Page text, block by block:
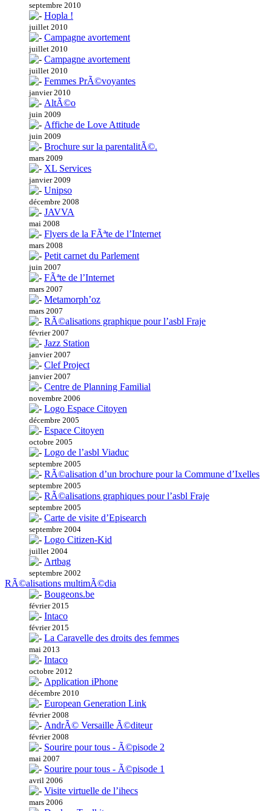
septembre 2010
Hopla !
juillet 2010
Campagne avortement
juillet 2010
Campagne avortement
juillet 2010
Femmes PrÃ©voyantes
janvier 2010
AltÃ©o
juin 2009
Affiche de Love Attitude
juin 2009
Brochure sur la parentalitÃ©.
mars 2009
XL Services
janvier 2009
Unipso
décembre 2008
JAVVA
mai 2008
Flyers de la FÃªte de l’Internet
mars 2008
Petit carnet du Parlement
juin 2007
FÃªte de l’Internet
mars 2007
Metamorph’oz
mars 2007
RÃ©alisations graphique pour l’asbl Fraje
février 2007
Jazz Station
janvier 2007
Clef Project
janvier 2007
Centre de Planning Familial
novembre 2006
Logo Espace Citoyen
décembre 2005
Espace Citoyen
octobre 2005
Logo de l’asbl Viaduc
septembre 2005
RÃ©alisation d’un brochure pour la Commune d’Ixelles
septembre 2005
RÃ©alisations graphiques pour l’asbl Fraje
septembre 2005
Carte de visite d’Episearch
septembre 2004
Logo Citizen-Kid
juillet 2004
Artbag
septembre 2002
RÃ©alisations multimÃ©dia
Bougeons.be
février 2015
Intaco
février 2015
La Caravelle des droits des femmes
mai 2013
Intaco
octobre 2012
Application iPhone
décembre 2010
European Generation Link
février 2008
AndrÃ© Versaille Ã©diteur
février 2008
Sourire pour tous - Ã©pisode 2
mai 2007
Sourire pour tous - Ã©pisode 1
avril 2006
Visite virtuelle de l’ihecs
mars 2006